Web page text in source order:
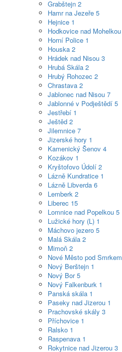
Grabštejn 2
Hamr na Jezeře 5
Hejnice 1
Hodkovice nad Mohelkou
Horní Police 1
Houska 2
Hrádek nad Nisou 3
Hrubá Skála 2
Hrubý Rohozec 2
Chrastava 2
Jablonec nad Nisou 7
Jablonné v Podještědí 5
Jestřebí 1
Ještěd 2
Jilemnice 7
Jizerské hory 1
Kamenický Šenov 4
Kozákov 1
Kryštofovo Údolí 2
Lázně Kundratice 1
Lázně Libverda 6
Lemberk 2
Liberec 15
Lomnice nad Popelkou 5
Lužické hory (L) 1
Máchovo jezero 5
Malá Skála 2
Mimoň 2
Nové Město pod Smrkem
Nový Berštejn 1
Nový Bor5
Nový Falkenburk 1
Panská skála 1
Paseky nad Jizerou 1
Prachovské skály 3
Příchovice 1
Ralsko 1
Raspenava 1
Rokytnice nad Jizerou 3